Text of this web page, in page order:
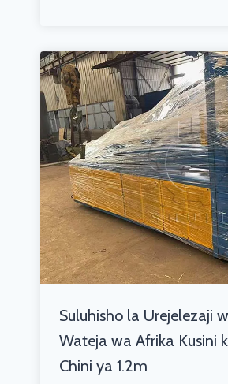
Suluhisho la Urejelezaji
Wateja wa Afrika Kusini
Chini ya 1.2m